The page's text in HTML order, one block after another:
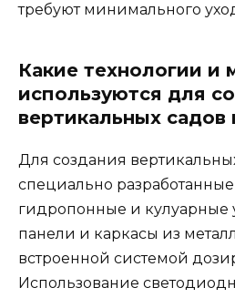
требуют минимального
Какие технологии и
используются для
вертикальных садов
Для создания
специально
гидропонные и кулуарные
панели и каркасы из
встроенной системой
Использование